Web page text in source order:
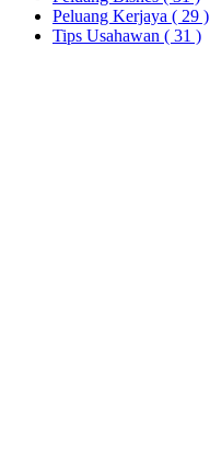
Peluang Kerjaya ( 29 )
Tips Usahawan ( 31 )